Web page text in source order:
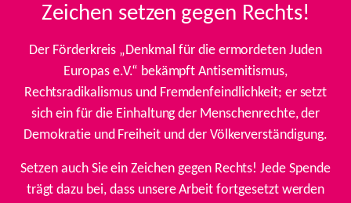
Zeichen setzen gegen Rechts!
Der Förderkreis „Denkmal für die ermordeten Juden
Europas e.V.“ bekämpft Antisemitismus,
Rechtsradikalismus und Fremdenfeindlichkeit; er setzt
sich ein für die Einhaltung der Menschenrechte, der
Demokratie und Freiheit und der Völkerverständigung.
Setzen auch Sie ein Zeichen gegen Rechts! Jede Spende
trägt dazu bei, dass unsere Arbeit fortgesetzt werden